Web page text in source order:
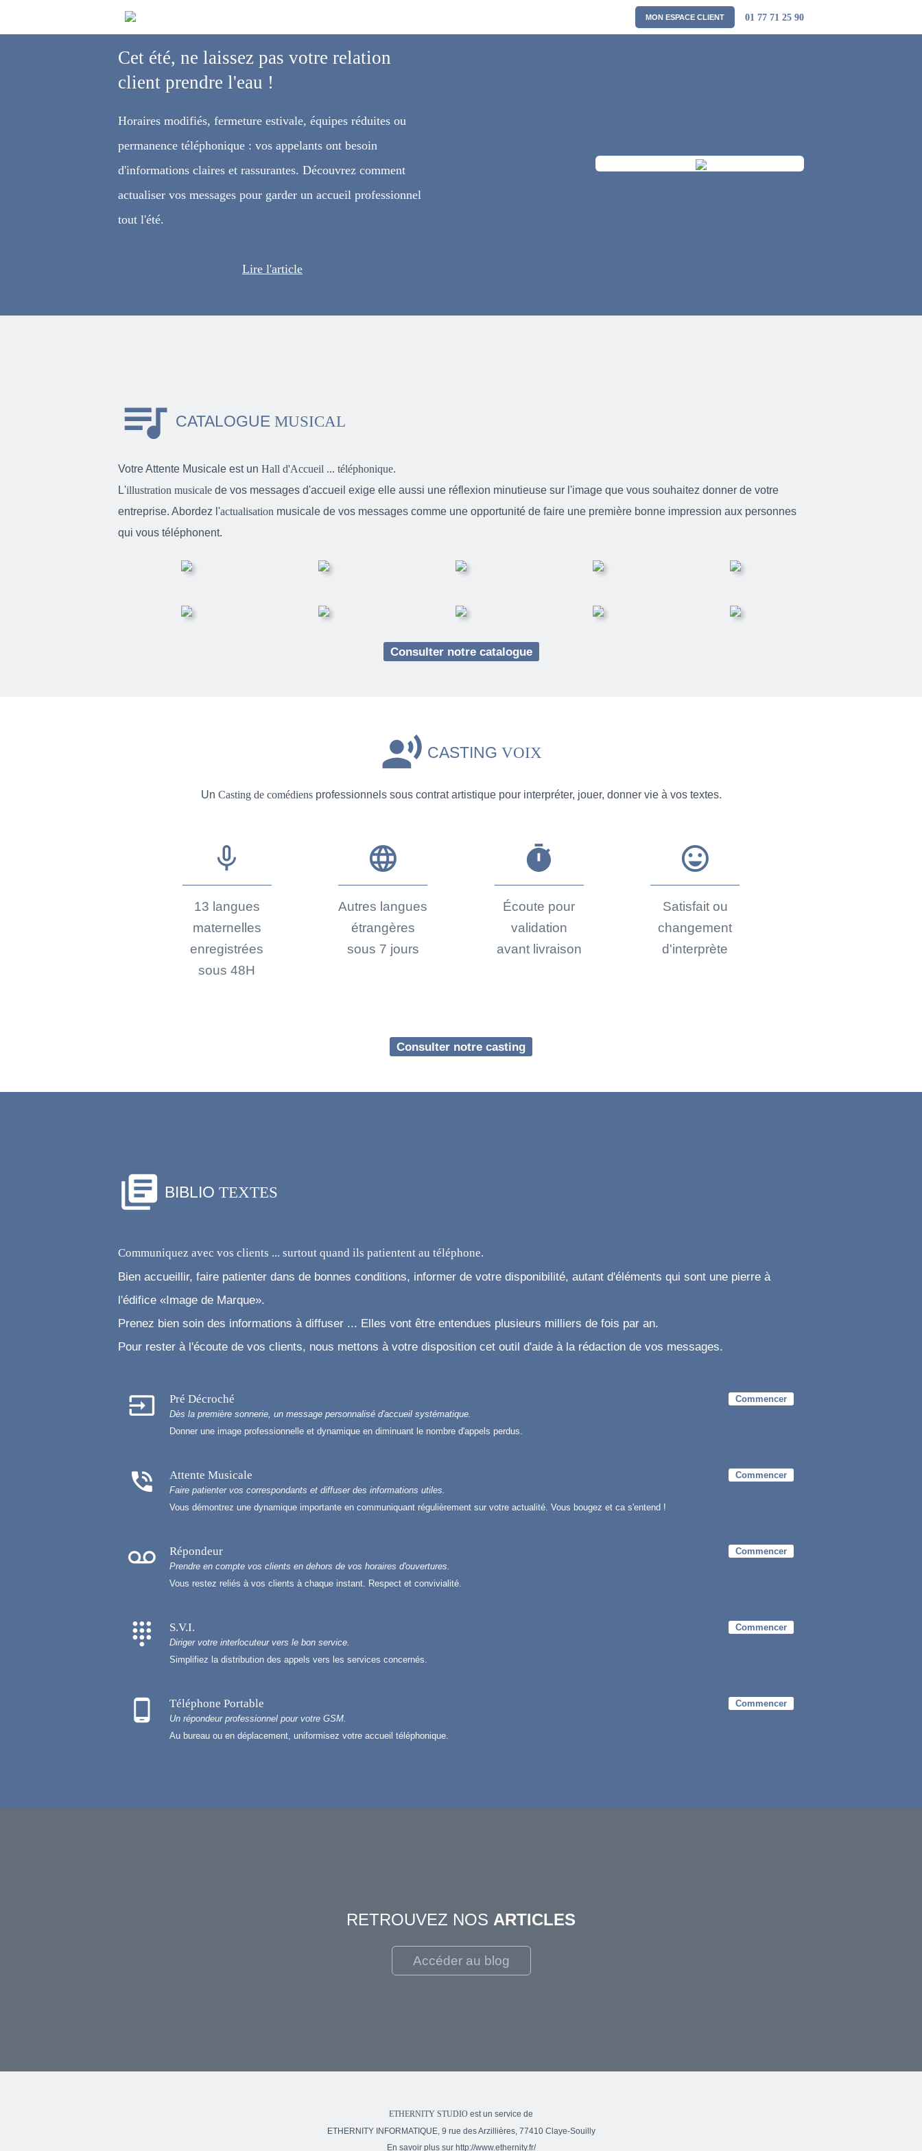
MON ESPACE CLIENT 01 77 71 25 90
Cet été, ne laissez pas votre relation
client prendre l'eau !
Horaires modifiés, fermeture estivale, équipes réduites ou
permanence téléphonique : vos appelants ont besoin
d'informations claires et rassurantes. Découvrez comment
actualiser vos messages pour garder un accueil professionnel
tout l'été.
Lire l'article
queue_music CATALOGUE MUSICAL
Votre Attente Musicale est un Hall d'Accueil ... téléphonique.
L'illustration musicale de vos messages d'accueil exige elle aussi une réflexion minutieuse sur l'image que vous souhaitez donner de votre
entreprise. Abordez l'actualisation musicale de vos messages comme une opportunité de faire une première bonne impression aux personnes
qui vous téléphonent.
Consulter notre catalogue
record_voice_over CASTING VOIX
Un Casting de comédiensprofessionnels sous contrat artistique pour interpréter, jouer, donner vie à vos textes.
mic_none
13 langues
maternelles
enregistrées
sous 48H
language
Autres langues
étrangères
sous 7 jours
timer
Écoute pour
validation
avant livraison
sentiment_very_satisfied
Satisfait ou
changement
d'interprète
Consulter notre casting
library_books BIBLIO TEXTES
Communiquez avec vos clients ... surtout quand ils patientent au téléphone.
Bien accueillir, faire patienter dans de bonnes conditions, informer de votre disponibilité, autant d'éléments qui sont une pierre à
l'édifice «Image de Marque».
Prenez bien soin des informations à diffuser ... Elles vont être entendues plusieurs milliers de fois par an.
Pour rester à l'écoute de vos clients, nous mettons à votre disposition cet outil d'aide à la rédaction de vos messages.
input Pré Décroché
Dès la première sonnerie, un message personnalisé d'accueil systématique.
Donner une image professionnelle et dynamique en diminuant le nombre d'appels perdus.
Commencer
phone_in_talk Attente Musicale
Faire patienter vos correspondants et diffuser des informations utiles.
Vous démontrez une dynamique importante en communiquant régulièrement sur votre actualité. Vous bougez et ca s'entend !
Commencer
voicemail Répondeur
Prendre en compte vos clients en dehors de vos horaires d'ouvertures.
Vous restez reliés à vos clients à chaque instant. Respect et convivialité.
Commencer
dialpad S.V.I.
Diriger votre interlocuteur vers le bon service.
Simplifiez la distribution des appels vers les services concernés.
Commencer
phone_android Téléphone Portable
Un répondeur professionnel pour votre GSM.
Au bureau ou en déplacement, uniformisez votre accueil téléphonique.
Commencer
RETROUVEZ NOS ARTICLES
Accéder au blog
ETHERNITY STUDIO est un service de
ETHERNITY INFORMATIQUE, 9 rue des Arzillières, 77410 Claye-Souilly
En savoir plus sur http://www.ethernity.fr/